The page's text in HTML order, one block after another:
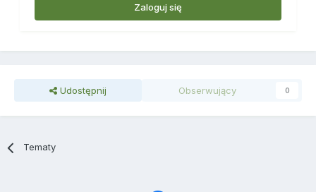
Zaloguj się
Udostępnij Obserwujący 0
Tematy